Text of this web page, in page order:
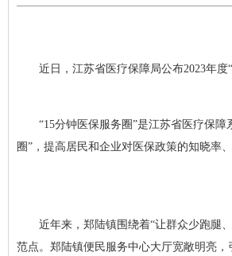
近日，江苏省医疗保障局公布2023年
“15分钟医保服务圈”是江苏省医疗保
圈”，提高居民和企业对医保政策的知晓率
近年来，郑陆镇围绕着“让群众少跑腿
范点。郑陆镇便民服务中心大厅宽敞明亮